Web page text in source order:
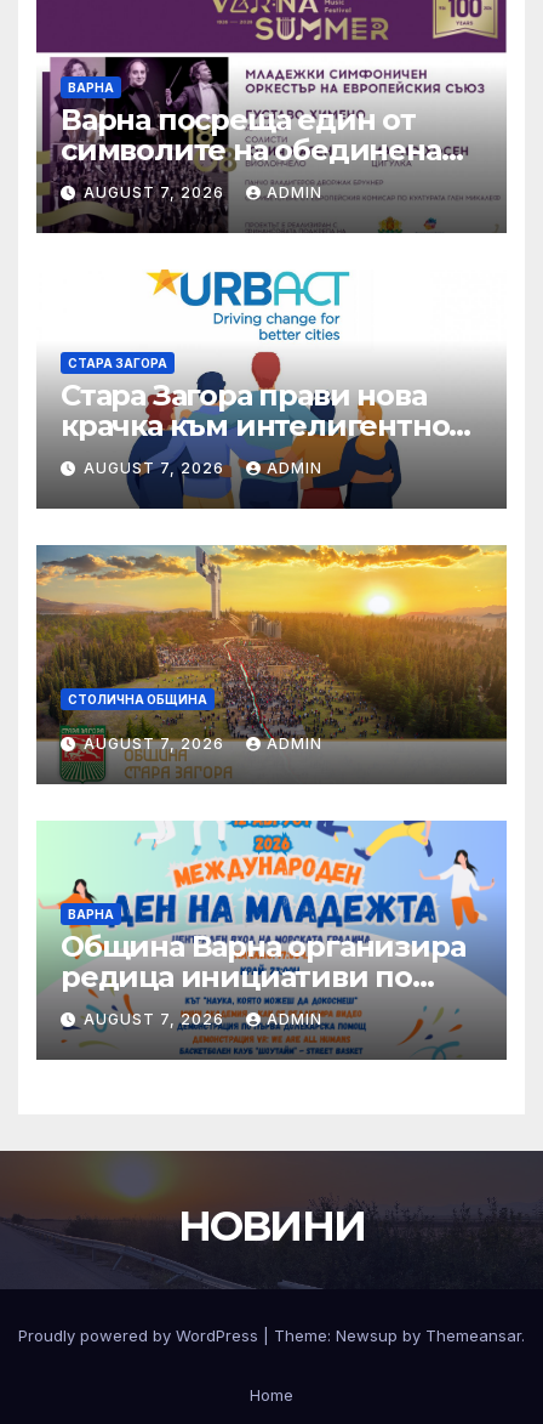
ВАРНА
Варна посреща един от
символите на обединена
Европа
AUGUST 7, 2026 ADMIN
СТАРА ЗАГОРА
Стара Загора прави нова
крачка към интелигентно
управление на местната
икономика
AUGUST 7, 2026 ADMIN
СТОЛИЧНА ОБЩИНА
AUGUST 7, 2026 ADMIN
ВАРНА
Община Варна организира
редица инициативи по
повод Международния ден
на младежта – 12 август
AUGUST 7, 2026 ADMIN
НОВИНИ
Proudly powered by WordPress Theme: Newsup by Themeansar.
Home